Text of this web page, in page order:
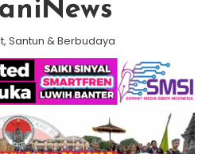
Santun & Berbudaya